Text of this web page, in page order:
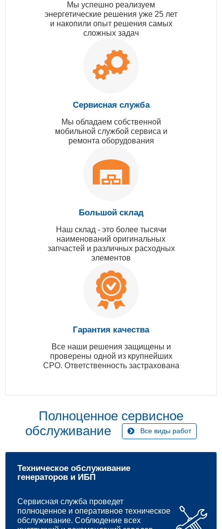
Мы успешно реализуем
энергетические решения уже 25 лет
и накопили опыт решения самых
сложных задач
Сервисная служба
Мы обладаем собственной
мобильной службой сервиса и
ремонта оборудования
Большой склад
Наш склад - это более тысячи
наименований оригинальных
запчастей и различных расходных
элементов
Гарантия качества
Все наши решения защищены и
проверены одной из крупнейших
СРО. Ответственность застрахована
Полноценное сервисное
обслуживание
Все виды работ
Техническое обслуживание
генераторов и ИБП
Сервисная служба проведет
полноценное и оперативное техническое
обслуживание. Соблюдение всех